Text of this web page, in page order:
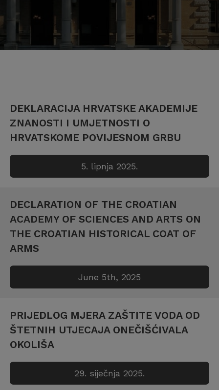
DEKLARACIJA HRVATSKE AKADEMIJE
ZNANOSTI I UMJETNOSTI O
HRVATSKOME POVIJESNOM GRBU
5. lipnja 2025.
DECLARATION OF THE CROATIAN
ACADEMY OF SCIENCES AND ARTS ON
THE CROATIAN HISTORICAL COAT OF
ARMS
June 5th, 2025
PRIJEDLOG MJERA ZAŠTITE VODA OD
ŠTETNIH UTJECAJA ONEČIŠĆIVALA
OKOLIŠA
29. siječnja 2025.